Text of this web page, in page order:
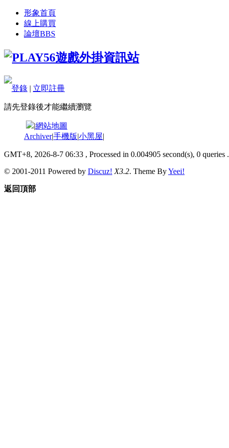
形象首頁
線上購買
論壇BBS
登錄 | 立即註冊
請先登錄後才能繼續瀏覽
|網站地圖
Archiver|手機版|小黑屋|
GMT+8, 2026-8-7 06:33 , Processed in 0.004905 second(s), 0 queries .
© 2001-2011 Powered by Discuz! X3.2. Theme ByYeei!
返回頂部